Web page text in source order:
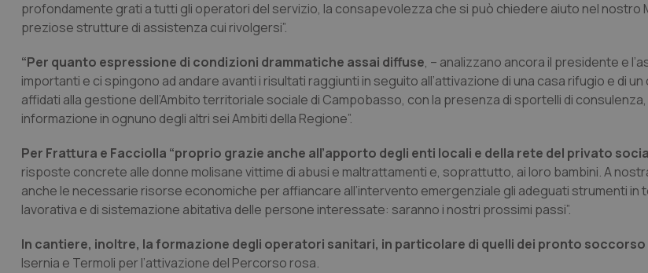
profondamente grati a tutti gli operatori del servizio, la consapevolezza che si può chiedere aiuto nel nostro
preziose strutture di assistenza cui rivolgersi”.
“Per quanto espressione di condizioni drammatiche assai diffuse, – analizzano ancora il presidente e
importanti e ci spingono ad andare avanti i risultati raggiunti in seguito all’attivazione di una casa rifugio e di
affidati alla gestione dell’Ambito territoriale sociale di Campobasso, con la presenza di sportelli di
informazione in ognuno degli altri sei Ambiti della Regione”.
Per Frattura e Facciolla “proprio grazie anche all’apporto degli enti locali e della rete del privato
risposte concrete alle donne molisane vittime di abusi e maltrattamenti e, soprattutto, ai loro bambini. A
anche le necessarie risorse economiche per affiancare all’intervento emergenziale gli adeguati strumenti in
lavorativa e di sistemazione abitativa delle persone interessate: saranno i nostri prossimi passi”.
In cantiere, inoltre, la formazione degli operatori sanitari, in particolare di quelli dei pronto soccorso
Isernia e Termoli per l’attivazione del Percorso rosa.